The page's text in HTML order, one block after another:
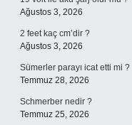
Ağustos 3, 2026
2 feet kaç cm’dir ?
Ağustos 3, 2026
Sümerler parayı icat etti mi ?
Temmuz 28, 2026
Schmerber nedir ?
Temmuz 25, 2026